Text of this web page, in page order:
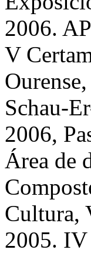
2006.
V
Schau-
2006,
Área de
Cultura,
2005. IV